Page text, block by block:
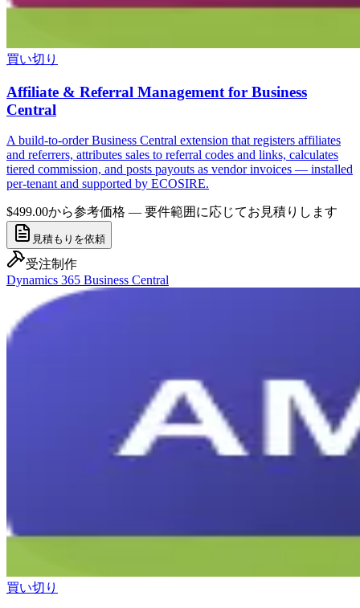
買い切り
Affiliate & Referral Management for Business
Central
A build-to-order Business Central extension that registers affiliates
and referrers, attributes sales to referral codes and links, calculates
tiered commission, and posts payouts as vendor invoices — installed
per-tenant and supported by ECOSIRE.
$499.00から参考価格 — 要件範囲に応じてお見積りします
見積もりを依頼
受注制作
Dynamics 365 Business Central
買い切り